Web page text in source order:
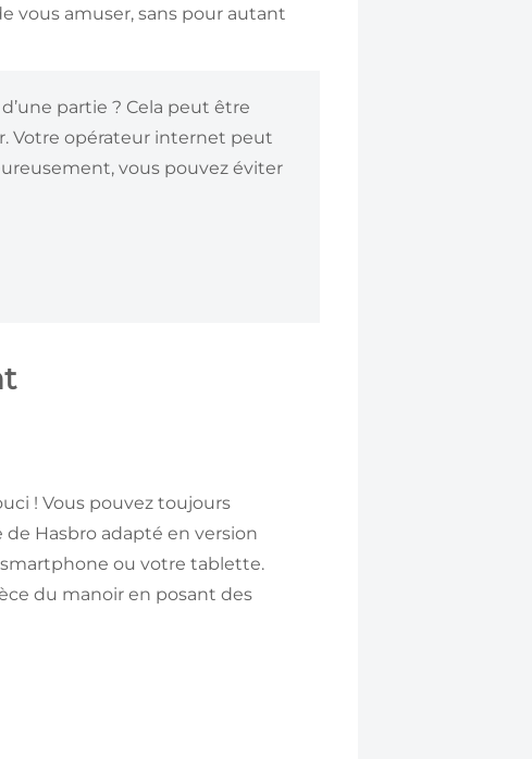
vous amuser, sans pour autant
partie ? Cela peut être
Votre opérateur internet peut
vous pouvez éviter
! Vous pouvez toujours
de Hasbro adapté en version
ou votre tablette.
du manoir en posant des